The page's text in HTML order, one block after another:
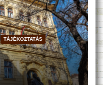
TÁJÉKOZTATÁS